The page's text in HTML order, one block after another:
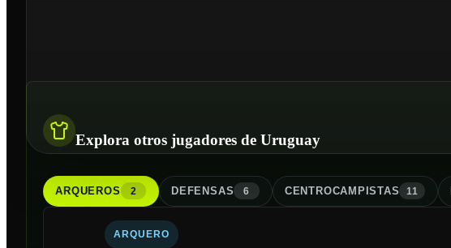
Explora otros jugadores de Uruguay
ARQUEROS 2 DEFENSAS 6 CENTROCAMPISTAS 11
ARQUERO